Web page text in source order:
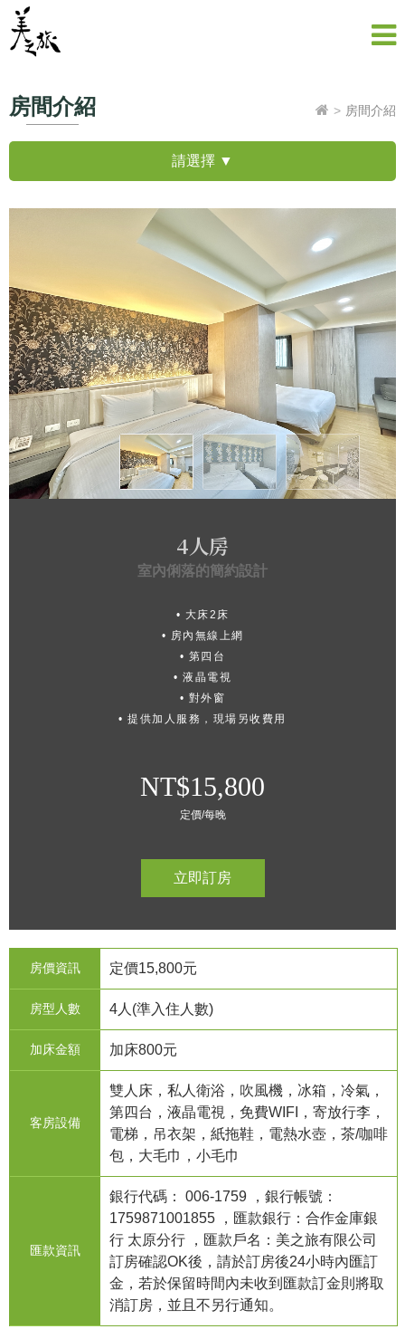
房間介紹 房間介紹
4人房
室內俐落的簡約設計
• 大床2床
• 房內無線上網
• 第四台
• 液晶電視
• 對外窗
• 提供加人服務，現場另收費用
NT$15,800
定價/每晚
立即訂房
房價資訊 定價15,800元
房型人數 4人(準入住人數)
加床金額 加床800元
客房設備
雙人床，私人衛浴，吹風機，冰箱，冷氣，
第四台，液晶電視，免費WIFI，寄放行李，
電梯，吊衣架，紙拖鞋，電熱水壺，茶/咖啡
包，大毛巾，小毛巾
匯款資訊
銀行代碼： 006-1759 ，銀行帳號：
1759871001855 ，匯款銀行：合作金庫銀
行 太原分行 ，匯款戶名：美之旅有限公司
訂房確認OK後，請於訂房後24小時內匯訂
金，若於保留時間內未收到匯款訂金則將取
消訂房，並且不另行通知。